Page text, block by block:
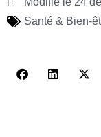
Santé & Bien-